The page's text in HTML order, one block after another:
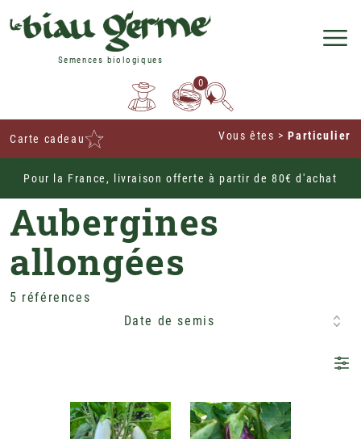
Semences biologiques
0
Carte cadeau Vous êtes >Particulier
Pour la France, livraison offerte à partir de 80€ d'achat
Home Potagères Légumes Fruit Aubergines
Aubergines
allongées
Date de semis
5 références